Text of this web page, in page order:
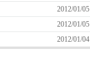
2012/01/05
2012/01/05
2012/01/04